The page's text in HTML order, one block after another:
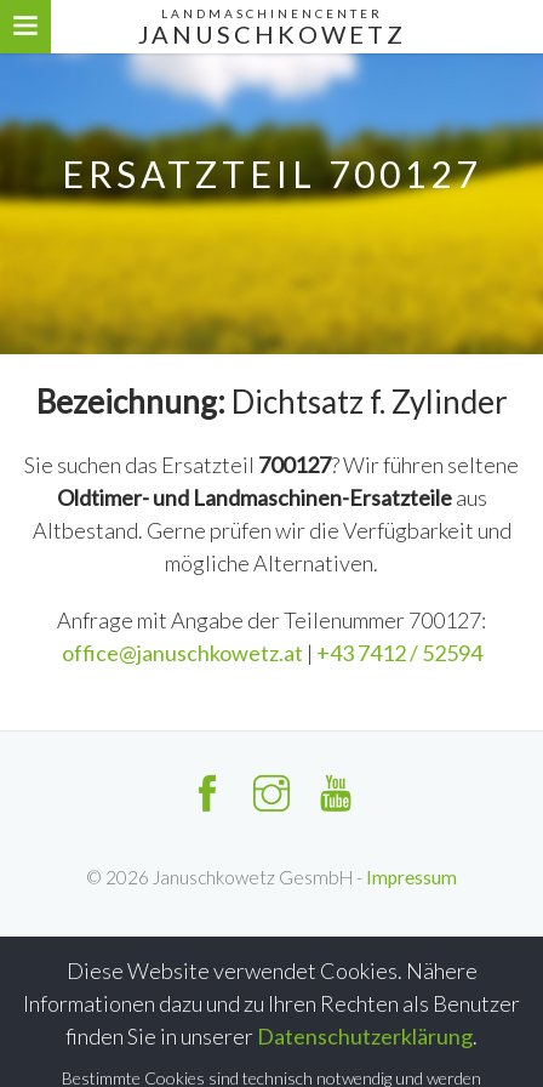
LANDMASCHINENCENTER
JANUSCHKOWETZ
Diese Website verwendet Cookies. Nähere
Informationen dazu und zu Ihren Rechten als Benutzer
finden Sie in unserer Datenschutzerklärung.
Bestimmte Cookies sind technisch notwendig und werden
ERSATZTEIL 700127
Bezeichnung: Dichtsatz f. Zylinder
Sie suchen das Ersatzteil 700127? Wir führen seltene
Oldtimer- und Landmaschinen-Ersatzteileaus
Altbestand. Gerne prüfen wir die Verfügbarkeit und
mögliche Alternativen.
Anfrage mit Angabe der Teilenummer 700127:
office@januschkowetz.at | +43 7412 / 52594
© 2026 Januschkowetz GesmbH - Impressum